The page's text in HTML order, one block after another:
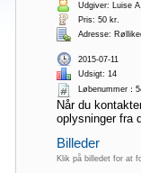
Udgiver: Luise A.
Pris: 50 kr.
Adresse:
2015-07-11
Udsigt: 14
Løbenummer：
Når du
oplysninger fra
Billeder
Klik på billedet for at